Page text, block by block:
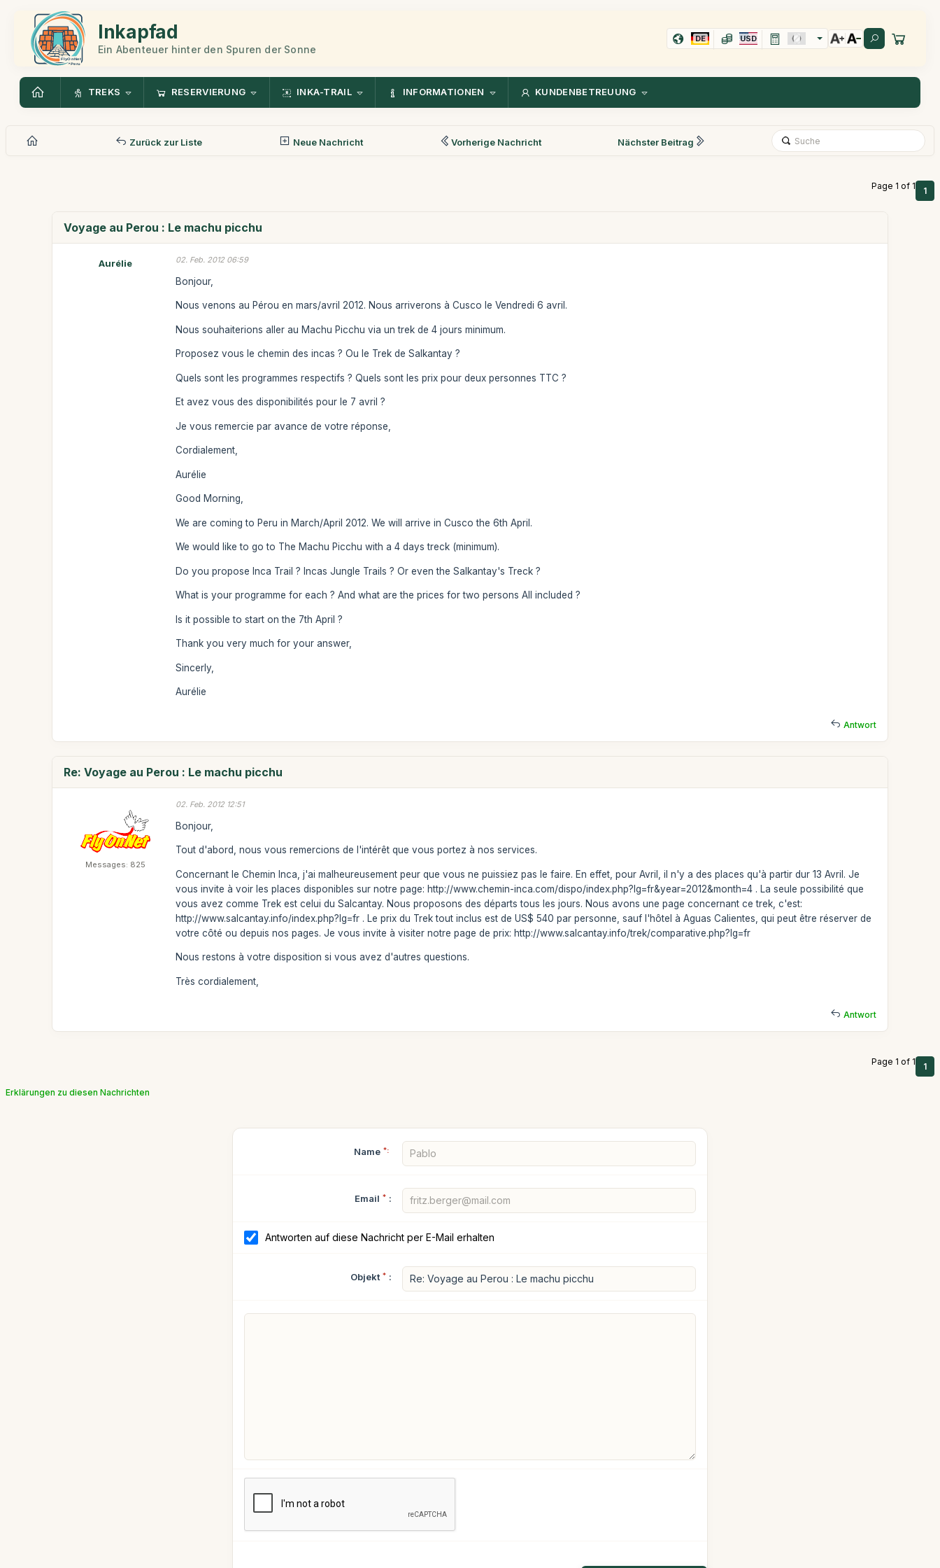
Inkapfad
Ein Abenteuer hinter den Spuren der Sonne
DE USD
TREKS RESERVIERUNG INKA-TRAIL INFORMATIONEN KUNDENBETREUUNG
Zurück zur Liste Neue Nachricht Vorherige Nachricht Nächster Beitrag
Page 1 of 1 1
Voyage au Perou : Le machu picchu
Aurélie 02. Feb. 2012 06:59
Bonjour,
Nous venons au Pérou en mars/avril 2012. Nous arriverons à Cusco le Vendredi 6 avril.
Nous souhaiterions aller au Machu Picchu via un trek de 4 jours minimum.
Proposez vous le chemin des incas ? Ou le Trek de Salkantay ?
Quels sont les programmes respectifs ? Quels sont les prix pour deux personnes TTC ?
Et avez vous des disponibilités pour le 7 avril ?
Je vous remercie par avance de votre réponse,
Cordialement,
Aurélie
Good Morning,
We are coming to Peru in March/April 2012. We will arrive in Cusco the 6th April.
We would like to go to The Machu Picchu with a 4 days treck (minimum).
Do you propose Inca Trail ? Incas Jungle Trails ? Or even the Salkantay's Treck ?
What is your programme for each ? And what are the prices for two persons All included ?
Is it possible to start on the 7th April ?
Thank you very much for your answer,
Sincerly,
Aurélie
Antwort
Re: Voyage au Perou : Le machu picchu
Messages: 825
02. Feb. 2012 12:51
Bonjour,
Tout d'abord, nous vous remercions de l'intérêt que vous portez à nos services.
Concernant le Chemin Inca, j'ai malheureusement peur que vous ne puissiez pas le faire. En effet, pour Avril, il n'y a des places qu'à partir dur 13 Avril. Je
vous invite à voir les places disponibles sur notre page: http://www.chemin-inca.com/dispo/index.php?lg=fr&year=2012&month=4 . La seule possibilité que
vous avez comme Trek est celui du Salcantay. Nous proposons des départs tous les jours. Nous avons une page concernant ce trek, c'est:
http://www.salcantay.info/index.php?lg=fr . Le prix du Trek tout inclus est de US$ 540 par personne, sauf l'hôtel à Aguas Calientes, qui peut être réserver de
votre côté ou depuis nos pages. Je vous invite à visiter notre page de prix: http://www.salcantay.info/trek/comparative.php?lg=fr
Nous restons à votre disposition si vous avez d'autres questions.
Très cordialement,
Antwort
Page 1 of 1 1
Erklärungen zu diesen Nachrichten
Name *:
Email * :
Antworten auf diese Nachricht per E-Mail erhalten
Objekt * :